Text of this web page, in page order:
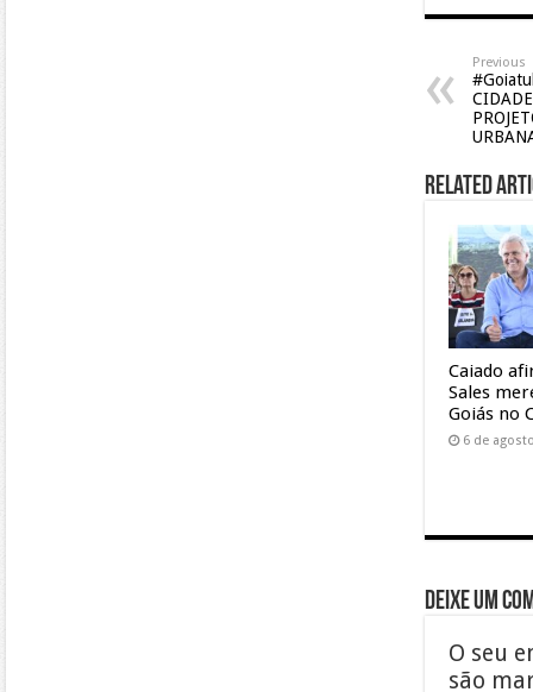
Previous
Related
Caiado
Sales
Goiás no
6 de
Deixe um
O seu
são